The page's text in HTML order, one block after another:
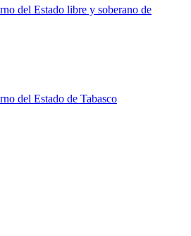
del Estado libre y soberano de
del Estado de Tabasco